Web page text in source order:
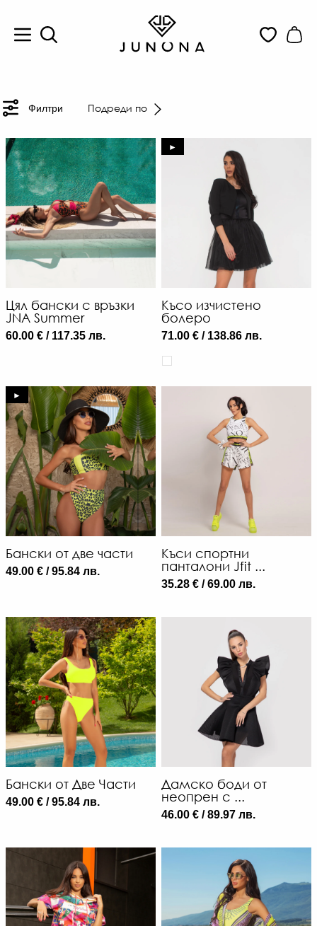
Филтри Подреди по
Цял бански с връзки
JNA Summer
60.00 € / 117.35 лв.
►
Късо изчистено
болеро
71.00 € / 138.86 лв.
►
Бански от две части
49.00 € / 95.84 лв.
Къси спортни
панталони Jfit ...
35.28 € / 69.00 лв.
Бански от Две Части
49.00 € / 95.84 лв.
Дамско боди от
неопрен с ...
46.00 € / 89.97 лв.